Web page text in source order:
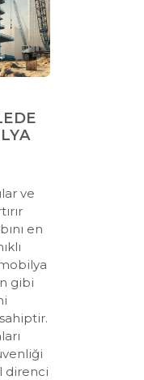
ve
en
gibi
direnci